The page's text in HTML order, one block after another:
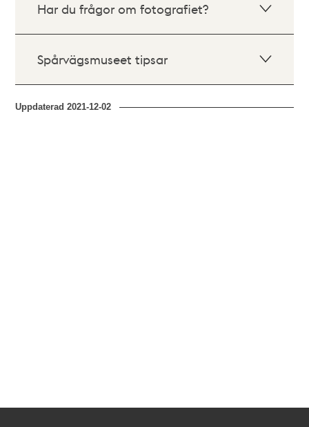
Har du frågor om fotografiet?
Spårvägsmuseet tipsar
Uppdaterad2021-12-02